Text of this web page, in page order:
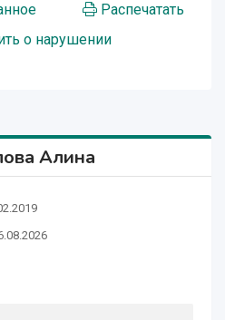
Распечатать
о нарушении
Алина